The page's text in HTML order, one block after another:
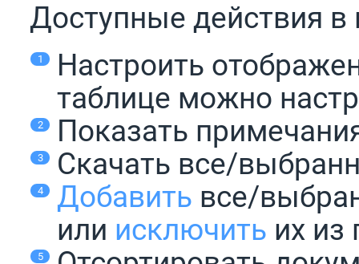
Доступные действия в
Настроить
таблице можно
Показать
Скачать все/
Добавить все/
или исключить их из